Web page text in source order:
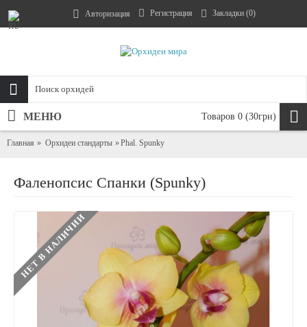
Авторизация Регистрация Закладки (0)
Товаров 0 (30грн)
МЕНЮ
Главная Орхидеи стандарты Phal. Spunky
Фаленопсис Спанки (Spunky)
НЕТ В НАЛИЧИИ